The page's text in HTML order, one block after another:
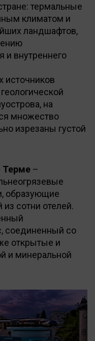
термальные
климатом и
ландшафтов,
и внутреннего
источников
на
множество
изрезаны густой
Терме –
образующие
сотни отелей.
соединенный со
открытые и
и минеральной